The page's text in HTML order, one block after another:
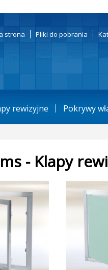
strona Pliki do pobrania
rewizyjne Pokrywy
- Klapy